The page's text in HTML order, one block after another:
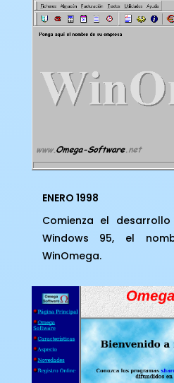
ENERO 1998
Comienza el
Windows 95, el
WinOmega.